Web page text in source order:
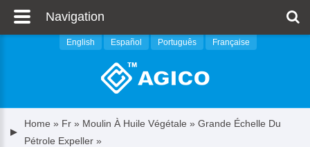
Française
Português
Español
English
Home » Fr » Moulin À Huile Végétale » Grande Échelle Du
Pétrole Expeller »
Navigation